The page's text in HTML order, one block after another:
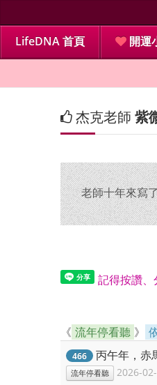
LifeDNA 首頁 開運
杰克老師 紫
老師十年來寫
記得按讚、
《 流年停看聽 》
466 丙午年，赤
流年停看聽 2026-